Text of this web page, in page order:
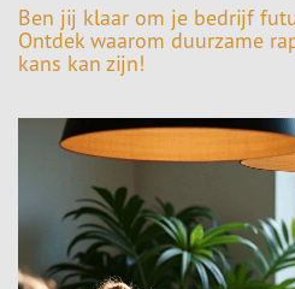
Ben jij klaar om je bedrijf
Ontdek waarom duurzame
kans kan zijn!